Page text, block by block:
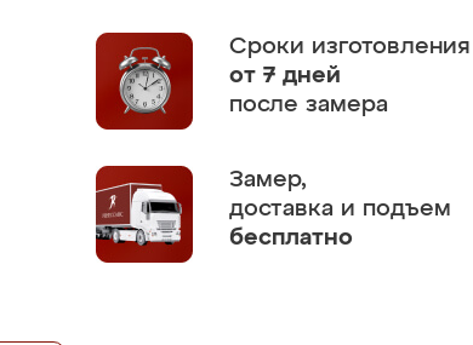
Сроки изготовления
от 7 дней
после замера
Замер,
доставка и подъем
бесплатно